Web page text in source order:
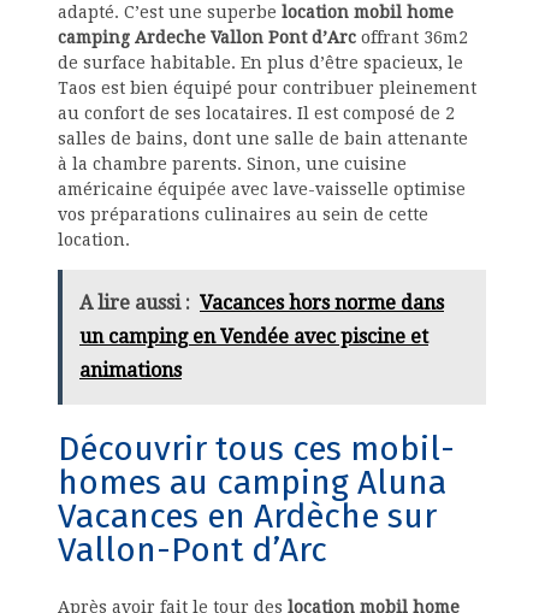
adapté. C’est une superbe location mobil home
camping Ardeche Vallon Pont d’Arc offrant 36m2
de surface habitable. En plus d’être spacieux, le
Taos est bien équipé pour contribuer pleinement
au confort de ses locataires. Il est composé de 2
salles de bains, dont une salle de bain attenante
à la chambre parents. Sinon, une cuisine
américaine équipée avec lave-vaisselle optimise
vos préparations culinaires au sein de cette
location.
A lire aussi : Vacances hors norme dans
un camping en Vendée avec piscine et
animations
Découvrir tous ces mobil-
homes au camping Aluna
Vacances en Ardèche sur
Vallon-Pont d’Arc
Après avoir fait le tour des location mobil home